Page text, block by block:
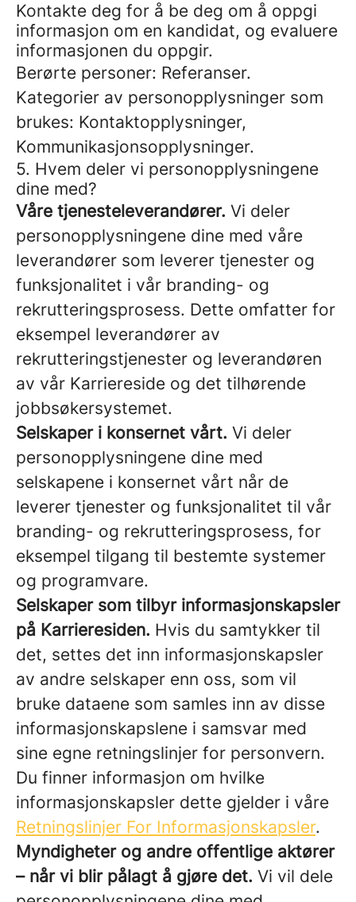
Kontakte deg for å be deg om å oppgi
informasjon om en kandidat, og evaluere
informasjonen du oppgir.
Berørte personer: Referanser.
Kategorier av personopplysninger som
brukes: Kontaktopplysninger,
Kommunikasjonsopplysninger.
5. Hvem deler vi personopplysningene
dine med?
Våre tjenesteleverandører. Vi deler
personopplysningene dine med våre
leverandører som leverer tjenester og
funksjonalitet i vår branding- og
rekrutteringsprosess. Dette omfatter for
eksempel leverandører av
rekrutteringstjenester og leverandøren
av vår Karriereside og det tilhørende
jobbsøkersystemet.
Selskaper i konsernet vårt. Vi deler
personopplysningene dine med
selskapene i konsernet vårt når de
leverer tjenester og funksjonalitet til vår
branding- og rekrutteringsprosess, for
eksempel tilgang til bestemte systemer
og programvare.
Selskaper som tilbyr informasjonskapsler
på Karrieresiden. Hvis du samtykker til
det, settes det inn informasjonskapsler
av andre selskaper enn oss, som vil
bruke dataene som samles inn av disse
informasjonskapslene i samsvar med
sine egne retningslinjer for personvern.
Du finner informasjon om hvilke
informasjonskapsler dette gjelder i våre
Retningslinjer For Informasjonskapsler.
Myndigheter og andre offentlige aktører
– når vi blir pålagt å gjøre det. Vi vil dele